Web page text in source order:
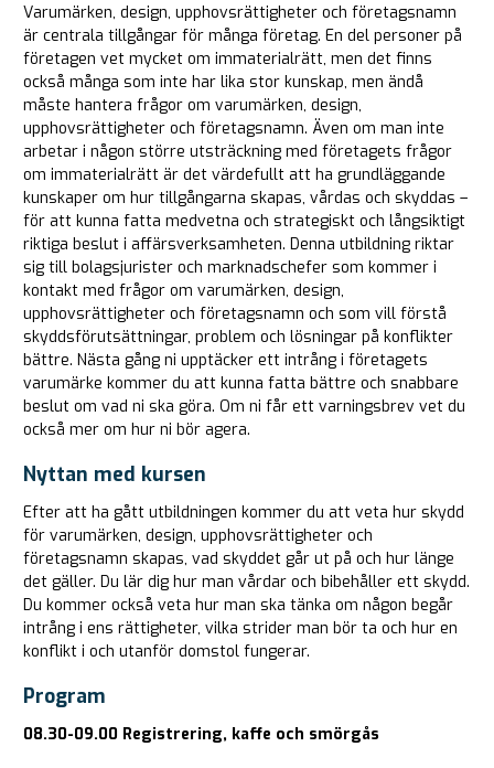
Varumärken, design, upphovsrättigheter och företagsnamn
är centrala tillgångar för många företag. En del personer på
företagen vet mycket om immaterialrätt, men det finns
också många som inte har lika stor kunskap, men ändå
måste hantera frågor om varumärken, design,
upphovsrättigheter och företagsnamn. Även om man inte
arbetar i någon större utsträckning med företagets frågor
om immaterialrätt är det värdefullt att ha grundläggande
kunskaper om hur tillgångarna skapas, vårdas och skyddas –
för att kunna fatta medvetna och strategiskt och långsiktigt
riktiga beslut i affärsverksamheten. Denna utbildning riktar
sig till bolagsjurister och marknadschefer som kommer i
kontakt med frågor om varumärken, design,
upphovsrättigheter och företagsnamn och som vill förstå
skyddsförutsättningar, problem och lösningar på konflikter
bättre. Nästa gång ni upptäcker ett intrång i företagets
varumärke kommer du att kunna fatta bättre och snabbare
beslut om vad ni ska göra. Om ni får ett varningsbrev vet du
också mer om hur ni bör agera.
Nyttan med kursen
Efter att ha gått utbildningen kommer du att veta hur skydd
för varumärken, design, upphovsrättigheter och
företagsnamn skapas, vad skyddet går ut på och hur länge
det gäller. Du lär dig hur man vårdar och bibehåller ett skydd.
Du kommer också veta hur man ska tänka om någon begår
intrång i ens rättigheter, vilka strider man bör ta och hur en
konflikt i och utanför domstol fungerar.
Program
08.30-09.00 Registrering, kaffe och smörgås